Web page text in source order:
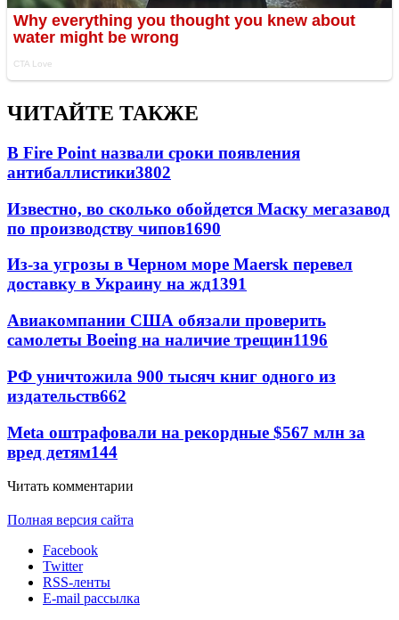
ЧИТАЙТЕ ТАКЖЕ
В Fire Point назвали сроки появления
антибаллистики3802
Известно, во сколько обойдется Маску мегазавод
по производству чипов1690
Из-за угрозы в Черном море Maersk перевел
доставку в Украину на жд1391
Авиакомпании США обязали проверить
самолеты Boeing на наличие трещин1196
РФ уничтожила 900 тысяч книг одного из
издательств662
Meta оштрафовали на рекордные $567 млн за
вред детям144
Читать комментарии
Полная версия сайта
Facebook
Twitter
RSS-ленты
E-mail рассылка